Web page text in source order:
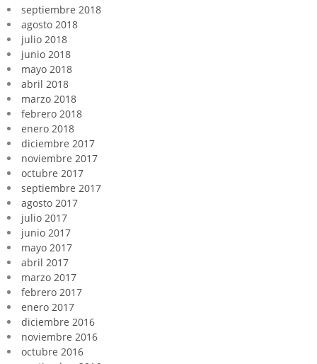
septiembre 2018
agosto 2018
julio 2018
junio 2018
mayo 2018
abril 2018
marzo 2018
febrero 2018
enero 2018
diciembre 2017
noviembre 2017
octubre 2017
septiembre 2017
agosto 2017
julio 2017
junio 2017
mayo 2017
abril 2017
marzo 2017
febrero 2017
enero 2017
diciembre 2016
noviembre 2016
octubre 2016